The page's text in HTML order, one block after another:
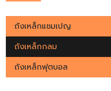
ถังเหล็กแชมเปญ
ถังเหล็กกลม
ถังเหล็กฟุตบอล